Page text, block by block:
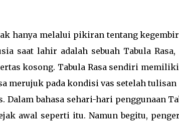
hanya melalui pikiran tentang
saat lahir adalah sebuah Tabula Rasa,
kosong. Tabula Rasa sendiri
merujuk pada kondisi vas setelah tulisan
bahasa sehari-hari penggunaan
awal seperti itu. Namun begitu,